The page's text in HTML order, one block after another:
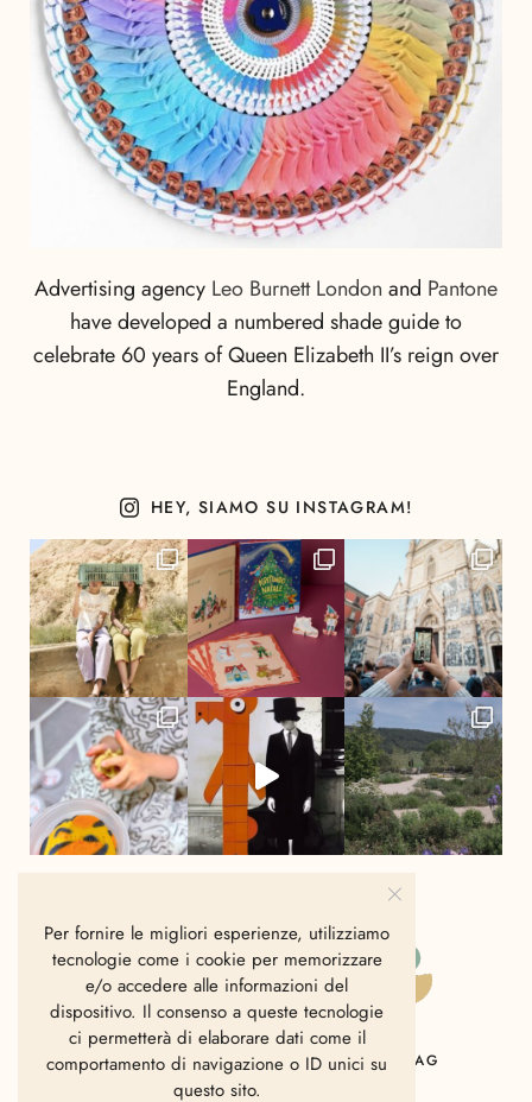
Advertising agency Leo Burnett London and Pantone
have developed a numbered shade guide to
celebrate 60 years of Queen Elizabeth II’s reign over
England.
HEY, SIAMO SU INSTAGRAM!
HOME CHI SIAMO CONTATTI MAG
Per fornire le migliori esperienze, utilizziamo
tecnologie come i cookie per memorizzare
e/o accedere alle informazioni del
dispositivo. Il consenso a queste tecnologie
ci permetterà di elaborare dati come il
comportamento di navigazione o ID unici su
questo sito.